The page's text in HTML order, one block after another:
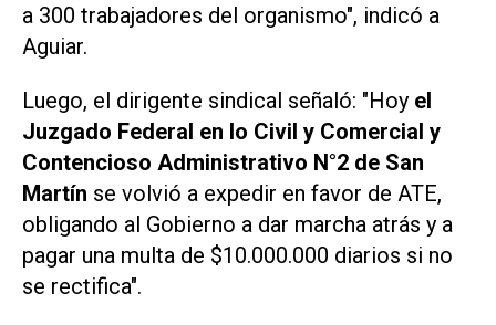
a 300 trabajadores del organismo", indicó a
Aguiar.
Luego, el dirigente sindical señaló: "Hoy el
Juzgado Federal en lo Civil y Comercial y
Contencioso Administrativo N°2 de San
Martín se volvió a expedir en favor de ATE,
obligando al Gobierno a dar marcha atrás y a
pagar una multa de $10.000.000 diarios si no
se rectifica".